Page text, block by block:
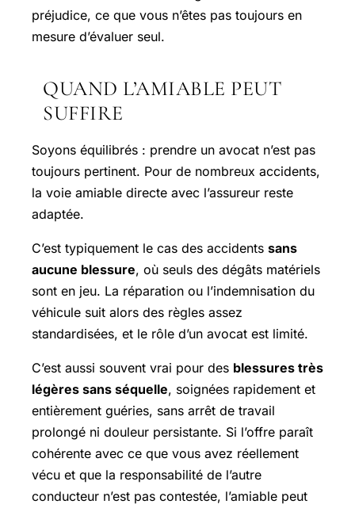
préjudice, ce que vous n’êtes pas toujours en
mesure d’évaluer seul.
QUAND L’AMIABLE PEUT
SUFFIRE
Soyons équilibrés : prendre un avocat n’est pas
toujours pertinent. Pour de nombreux accidents,
la voie amiable directe avec l’assureur reste
adaptée.
C’est typiquement le cas des accidents sans
aucune blessure, où seuls des dégâts matériels
sont en jeu. La réparation ou l’indemnisation du
véhicule suit alors des règles assez
standardisées, et le rôle d’un avocat est limité.
C’est aussi souvent vrai pour des blessures très
légères sans séquelle, soignées rapidement et
entièrement guéries, sans arrêt de travail
prolongé ni douleur persistante. Si l’offre paraît
cohérente avec ce que vous avez réellement
vécu et que la responsabilité de l’autre
conducteur n’est pas contestée, l’amiable peut